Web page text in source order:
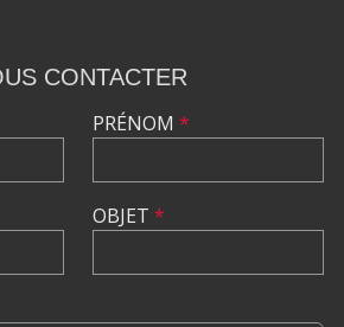
CONTACTER
PRÉNOM *
OBJET *